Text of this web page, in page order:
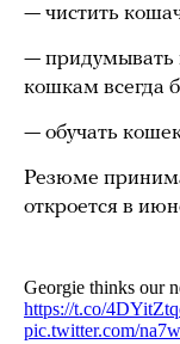
— чистить
— придумывать
кошкам всегда
— обучать
Резюме
откроется в